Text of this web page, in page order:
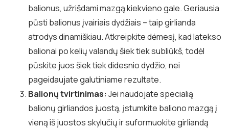
balionus, užrišdami mazgą kiekvieno gale. Geriausia
pūsti balionus įvairiais dydžiais – taip girlianda
atrodys dinamiškiau. Atkreipkite dėmesį, kad latekso
balionai po kelių valandų šiek tiek subliūkš, todėl
pūskite juos šiek tiek didesnio dydžio, nei
pageidaujate galutiniame rezultate.
Balionų tvirtinimas: Jei naudojate specialią
balionų girliandos juostą, įstumkite baliono mazgą į
vieną iš juostos skylučių ir suformuokite girliandą